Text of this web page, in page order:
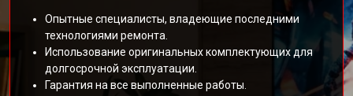
Опытные специалисты, владеющие последними
технологиями ремонта.
Использование оригинальных комплектующих для
долгосрочной эксплуатации.
Гарантия на все выполненные работы.